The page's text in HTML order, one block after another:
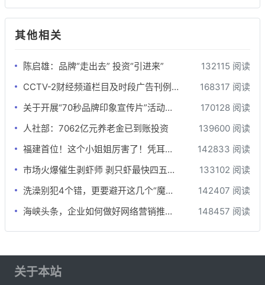
其他相关
陈启雄：品牌“走出去” 投资“引进来”
132115 阅读
CCTV-2财经频道栏目及时段广告刊例-最全版
168317 阅读
关于开展“70秒品牌印象宣传片”活动的函
170128 阅读
人社部：7062亿元养老金已到账投资
139600 阅读
福建首位！这个小姐姐厉害了！凭耳朵为钢琴“治病”
142833 阅读
市场火爆催生剥虾师 剥只虾最快四五秒月薪可达万元
133102 阅读
洗澡别犯4个错，更要避开这几个“魔鬼时间”，否则越洗越伤身！
142407 阅读
海峡头条，企业如何做好网络营销推广？
148457 阅读
关于本站